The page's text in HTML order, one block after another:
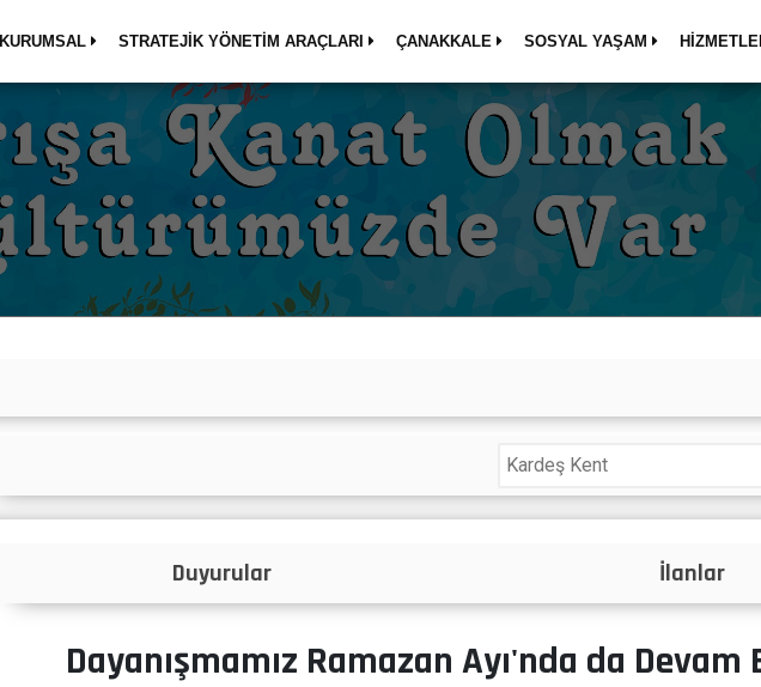
KURUMSAL STRATEJİK YÖNETİM ARAÇLARI ÇANAKKALE SOSYAL YAŞAM
İlanlar Projeler
Dayanışmamız Ramazan Ayı'nda da Devam